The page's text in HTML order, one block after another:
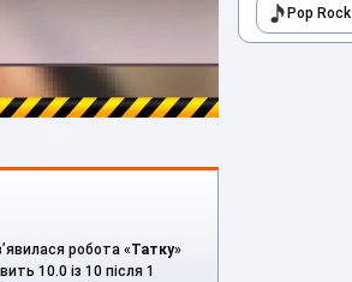
робота «Татку»
10.0 із 10 після 1
Pop Rock